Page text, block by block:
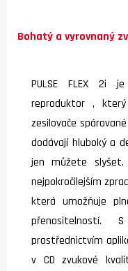
Bohatý a vyrovnaný
PULSE FLEX 2i
reproduktor , který
zesilovače
dodávají hluboký a
jen můžete slyšet.
nejpokročilejším
která umožňuje
přenositelností.
prostřednictvím
v CD zvukové